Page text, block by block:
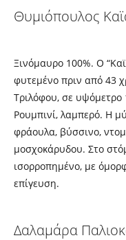
Θυμιόπουλος
Ξινόμαυρο 100%. Ο
φυτεμένο πριν από 43
Τριλόφου, σε υψόμετρο
Ρουμπινί, λαμπερό. Η
φράουλα, βύσσινο,
μοσχοκάρυδου. Στο
ισορροπημένο, με
επίγευση.
Δαλαμάρα